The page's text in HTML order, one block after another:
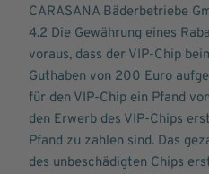
CARASANA Bäderbetriebe
4.2 Die Gewährung eines
voraus, dass der VIP-Chip
Guthaben von 200 Euro
für den VIP-Chip ein Pfand
den Erwerb des VIP-Chips
Pfand zu zahlen sind. Das
des unbeschädigten Chips